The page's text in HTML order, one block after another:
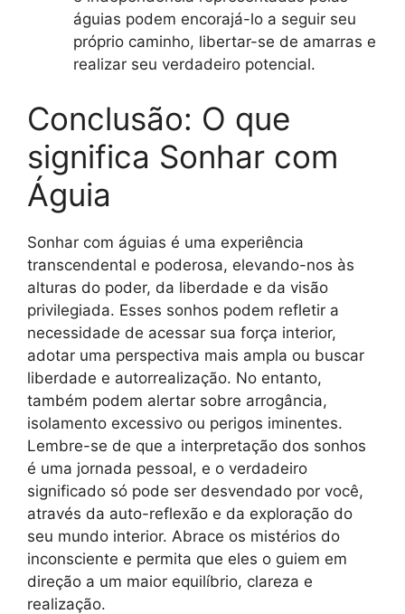
águias podem encorajá-lo a seguir seu
próprio caminho, libertar-se de amarras e
realizar seu verdadeiro potencial.
Conclusão: O que
significa Sonhar com
Águia
Sonhar com águias é uma experiência
transcendental e poderosa, elevando-nos às
alturas do poder, da liberdade e da visão
privilegiada. Esses sonhos podem refletir a
necessidade de acessar sua força interior,
adotar uma perspectiva mais ampla ou buscar
liberdade e autorrealização. No entanto,
também podem alertar sobre arrogância,
isolamento excessivo ou perigos iminentes.
Lembre-se de que a interpretação dos sonhos
é uma jornada pessoal, e o verdadeiro
significado só pode ser desvendado por você,
através da auto-reflexão e da exploração do
seu mundo interior. Abrace os mistérios do
inconsciente e permita que eles o guiem em
direção a um maior equilíbrio, clareza e
realização.